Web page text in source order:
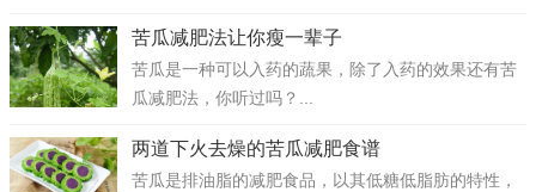
苦瓜减肥法让你瘦一辈子
苦瓜是一种可以入药的蔬果，除了入药的效果还有苦
瓜减肥法，你听过吗？...
两道下火去燥的苦瓜减肥食谱
苦瓜是排油脂的减肥食品，以其低糖低脂肪的特性，